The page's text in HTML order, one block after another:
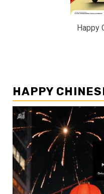
Happy
HAPPY
Pemutar